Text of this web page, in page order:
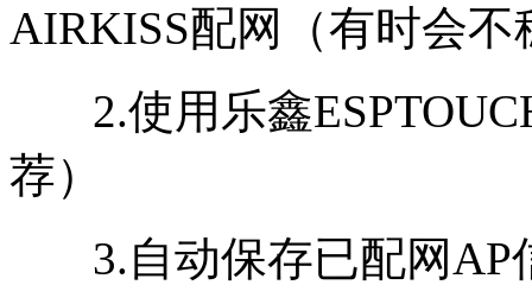
AIRKISS配网（有时会
2.使用乐鑫
荐）
3.自动保存已配网AP